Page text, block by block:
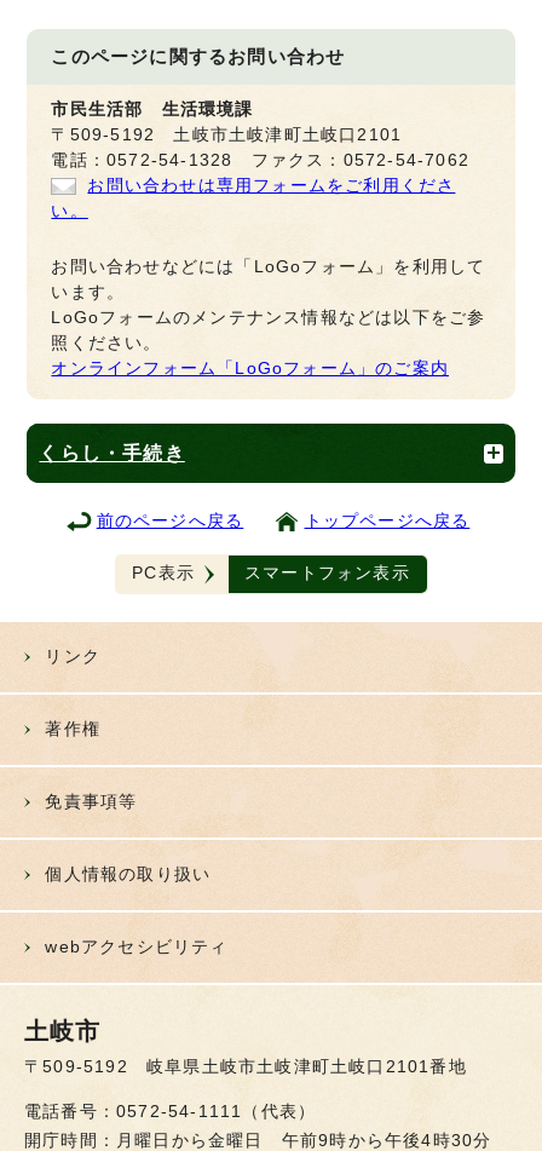
このページに関するお問い合わせ
市民生活部 生活環境課
〒509-5192 土岐市土岐津町土岐口2101
電話：0572-54-1328 ファクス：0572-54-7062
お問い合わせは専用フォームをご利用くださ
い。
お問い合わせなどには「LoGoフォーム」を利用して
います。
LoGoフォームのメンテナンス情報などは以下をご参
照ください。
オンラインフォーム「LoGoフォーム」のご案内
くらし・手続き
前のページへ戻る トップページへ戻る
PC表示 スマートフォン表示
リンク
著作権
免責事項等
個人情報の取り扱い
webアクセシビリティ
土岐市
〒509-5192 岐阜県土岐市土岐津町土岐口2101番地
電話番号：0572-54-1111（代表）
開庁時間：月曜日から金曜日 午前9時から午後4時30分